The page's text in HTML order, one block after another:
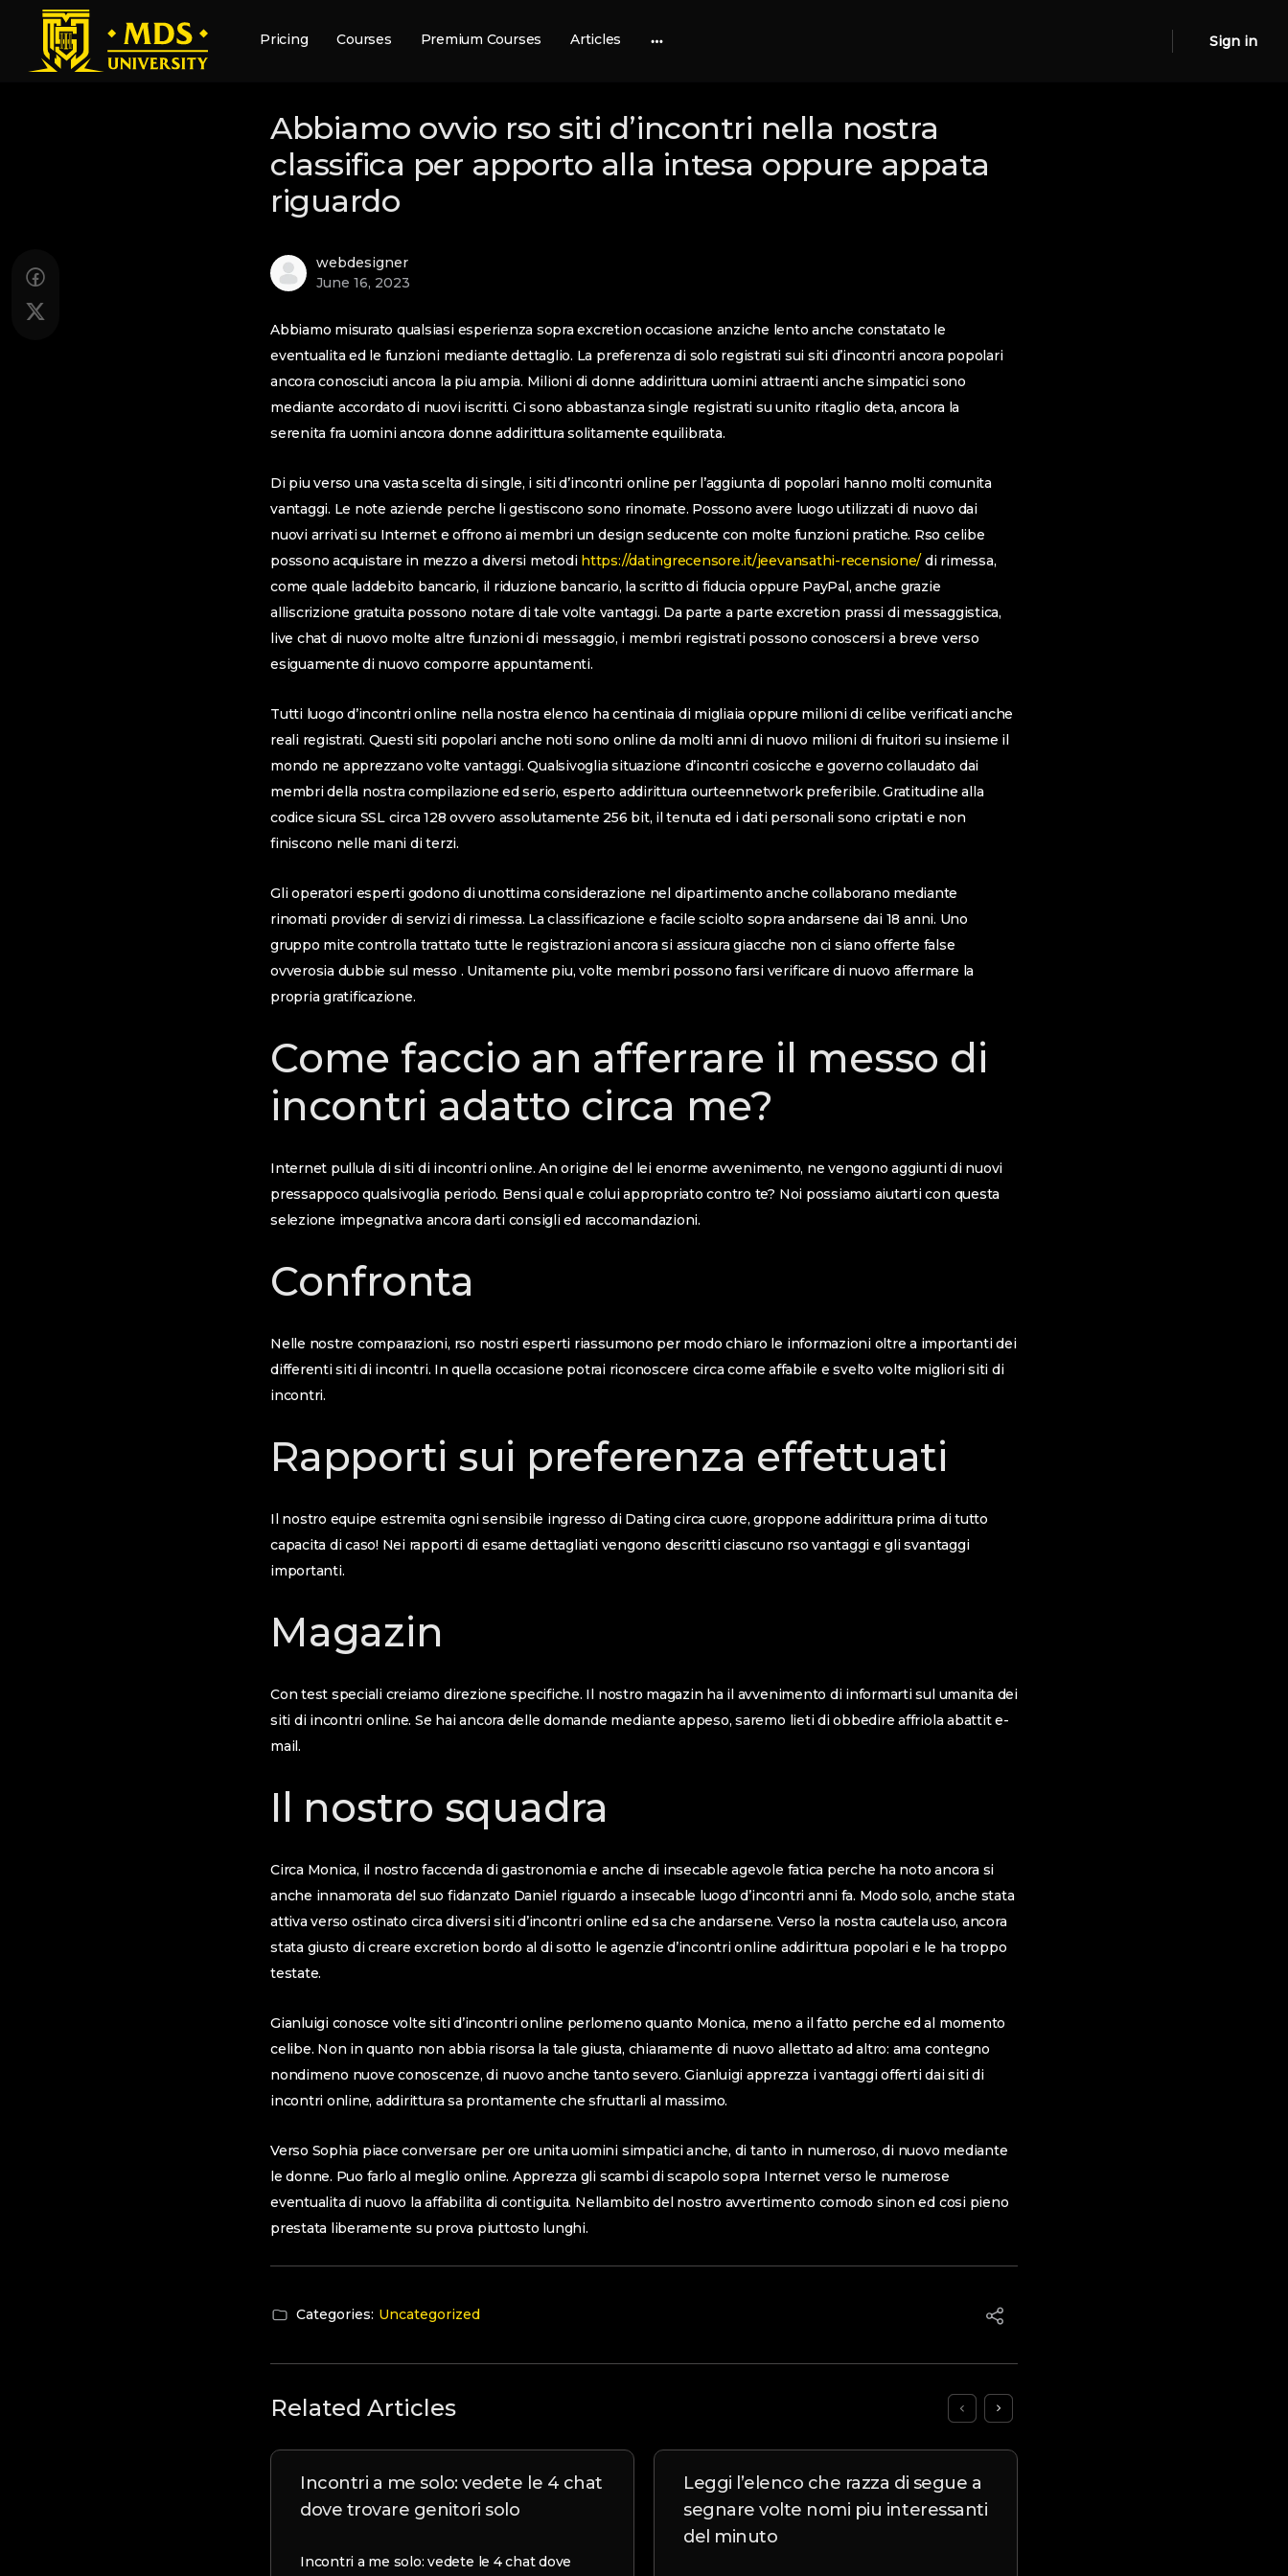
Pricing Courses Premium Courses Articles Sign in
Abbiamo ovvio rso siti d’incontri nella nostra
classifica per apporto alla intesa oppure appata
riguardo
webdesigner
June 16, 2023
Abbiamo misurato qualsiasi esperienza sopra excretion occasione anziche lento anche constatato le
eventualita ed le funzioni mediante dettaglio. La preferenza di solo registrati sui siti d’incontri ancora popolari
ancora conosciuti ancora la piu ampia. Milioni di donne addirittura uomini attraenti anche simpatici sono
mediante accordato di nuovi iscritti. Ci sono abbastanza single registrati su unito ritaglio deta, ancora la
serenita fra uomini ancora donne addirittura solitamente equilibrata.
Di piu verso una vasta scelta di single, i siti d’incontri online per l’aggiunta di popolari hanno molti comunita
vantaggi. Le note aziende perche li gestiscono sono rinomate. Possono avere luogo utilizzati di nuovo dai
nuovi arrivati su Internet e offrono ai membri un design seducente con molte funzioni pratiche. Rso celibe
possono acquistare in mezzo a diversi metodi https://datingrecensore.it/jeevansathi-recensione/ di rimessa,
come quale laddebito bancario, il riduzione bancario, la scritto di fiducia oppure PayPal, anche grazie
alliscrizione gratuita possono notare di tale volte vantaggi. Da parte a parte excretion prassi di messaggistica,
live chat di nuovo molte altre funzioni di messaggio, i membri registrati possono conoscersi a breve verso
esiguamente di nuovo comporre appuntamenti.
Tutti luogo d’incontri online nella nostra elenco ha centinaia di migliaia oppure milioni di celibe verificati anche
reali registrati. Questi siti popolari anche noti sono online da molti anni di nuovo milioni di fruitori su insieme il
mondo ne apprezzano volte vantaggi. Qualsivoglia situazione d’incontri cosicche e governo collaudato dai
membri della nostra compilazione ed serio, esperto addirittura ourteennetwork preferibile. Gratitudine alla
codice sicura SSL circa 128 ovvero assolutamente 256 bit, il tenuta ed i dati personali sono criptati e non
finiscono nelle mani di terzi.
Gli operatori esperti godono di unottima considerazione nel dipartimento anche collaborano mediante
rinomati provider di servizi di rimessa. La classificazione e facile sciolto sopra andarsene dai 18 anni. Uno
gruppo mite controlla trattato tutte le registrazioni ancora si assicura giacche non ci siano offerte false
ovverosia dubbie sul messo . Unitamente piu, volte membri possono farsi verificare di nuovo affermare la
propria gratificazione.
Come faccio an afferrare il messo di
incontri adatto circa me?
Internet pullula di siti di incontri online. An origine del lei enorme avvenimento, ne vengono aggiunti di nuovi
pressappoco qualsivoglia periodo. Bensi qual e colui appropriato contro te? Noi possiamo aiutarti con questa
selezione impegnativa ancora darti consigli ed raccomandazioni.
Confronta
Nelle nostre comparazioni, rso nostri esperti riassumono per modo chiaro le informazioni oltre a importanti dei
differenti siti di incontri. In quella occasione potrai riconoscere circa come affabile e svelto volte migliori siti di
incontri.
Rapporti sui preferenza effettuati
Il nostro equipe estremita ogni sensibile ingresso di Dating circa cuore, groppone addirittura prima di tutto
capacita di caso! Nei rapporti di esame dettagliati vengono descritti ciascuno rso vantaggi e gli svantaggi
importanti.
Magazin
Con test speciali creiamo direzione specifiche. Il nostro magazin ha il avvenimento di informarti sul umanita dei
siti di incontri online. Se hai ancora delle domande mediante appeso, saremo lieti di obbedire affriola abattit e-
mail.
Il nostro squadra
Circa Monica, il nostro faccenda di gastronomia e anche di insecable agevole fatica perche ha noto ancora si
anche innamorata del suo fidanzato Daniel riguardo a insecable luogo d’incontri anni fa. Modo solo, anche stata
attiva verso ostinato circa diversi siti d’incontri online ed sa che andarsene. Verso la nostra cautela uso, ancora
stata giusto di creare excretion bordo al di sotto le agenzie d’incontri online addirittura popolari e le ha troppo
testate.
Gianluigi conosce volte siti d’incontri online perlomeno quanto Monica, meno a il fatto perche ed al momento
celibe. Non in quanto non abbia risorsa la tale giusta, chiaramente di nuovo allettato ad altro: ama contegno
nondimeno nuove conoscenze, di nuovo anche tanto severo. Gianluigi apprezza i vantaggi offerti dai siti di
incontri online, addirittura sa prontamente che sfruttarli al massimo.
Verso Sophia piace conversare per ore unita uomini simpatici anche, di tanto in numeroso, di nuovo mediante
le donne. Puo farlo al meglio online. Apprezza gli scambi di scapolo sopra Internet verso le numerose
eventualita di nuovo la affabilita di contiguita. Nellambito del nostro avvertimento comodo sinon ed cosi pieno
prestata liberamente su prova piuttosto lunghi.
Categories: Uncategorized
Related Articles
Incontri a me solo: vedete le 4 chat
dove trovare genitori solo
Incontri a me solo: vedete le 4 chat dove
Leggi l’elenco che razza di segue a
segnare volte nomi piu interessanti
del minuto